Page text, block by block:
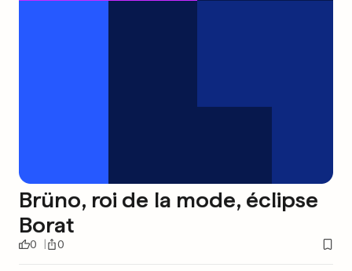
Brüno, roi de la mode, éclipse
Borat
0 0